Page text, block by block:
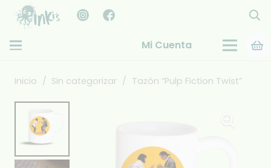
Mi Cuenta
Inicio / Sin categorizar / Tazón “Pulp Fiction Twist”